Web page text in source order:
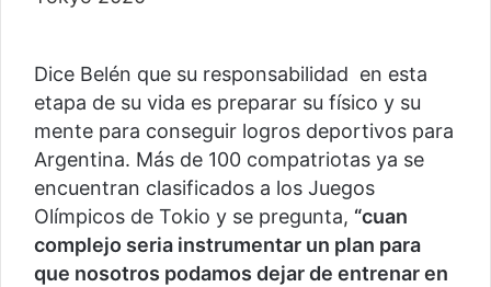
Dice Belén que su responsabilidad en esta
etapa de su vida es preparar su físico y su
mente para conseguir logros deportivos para
Argentina. Más de 100 compatriotas ya se
encuentran clasificados a los Juegos
Olímpicos de Tokio y se pregunta, “cuan
complejo seria instrumentar un plan para
que nosotros podamos dejar de entrenar en